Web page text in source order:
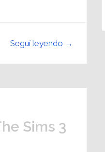
Seguí leyendo →
Sims 3